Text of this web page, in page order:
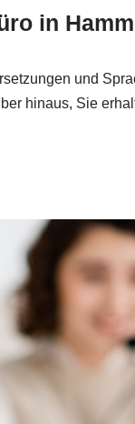
in
und
hinaus, Sie